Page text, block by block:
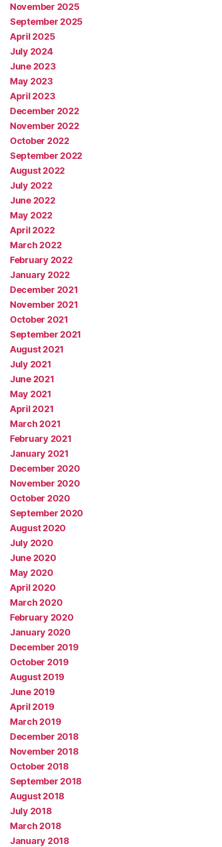
November 2025
September 2025
April 2025
July 2024
June 2023
May 2023
April 2023
December 2022
November 2022
October 2022
September 2022
August 2022
July 2022
June 2022
May 2022
April 2022
March 2022
February 2022
January 2022
December 2021
November 2021
October 2021
September 2021
August 2021
July 2021
June 2021
May 2021
April 2021
March 2021
February 2021
January 2021
December 2020
November 2020
October 2020
September 2020
August 2020
July 2020
June 2020
May 2020
April 2020
March 2020
February 2020
January 2020
December 2019
October 2019
August 2019
June 2019
April 2019
March 2019
December 2018
November 2018
October 2018
September 2018
August 2018
July 2018
March 2018
January 2018